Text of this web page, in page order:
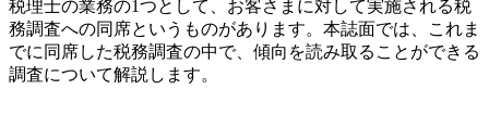
税理士の業務の1つとして、お客さまに対して実施される税
務調査への同席というものがあります。本誌面では、これま
でに同席した税務調査の中で、傾向を読み取ることができる
調査について解説します。